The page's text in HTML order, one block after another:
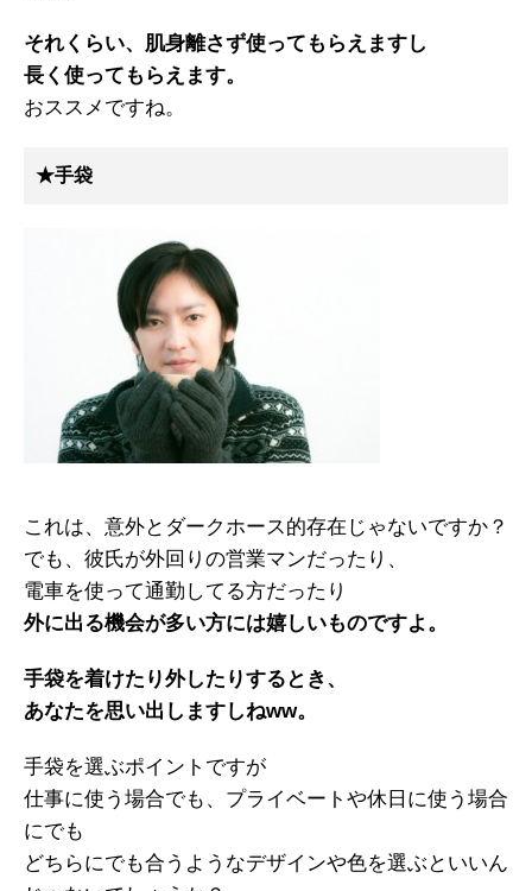
それくらい、肌身離さず使ってもらえますし
長く使ってもらえます。
おススメですね。
★手袋
これは、意外とダークホース的存在じゃないですか？
でも、彼氏が外回りの営業マンだったり、
電車を使って通勤してる方だったり
外に出る機会が多い方には嬉しいものですよ。
手袋を着けたり外したりするとき、
あなたを思い出しますしねww。
手袋を選ぶポイントですが
仕事に使う場合でも、プライベートや休日に使う場合
にでも
どちらにでも合うようなデザインや色を選ぶといいん